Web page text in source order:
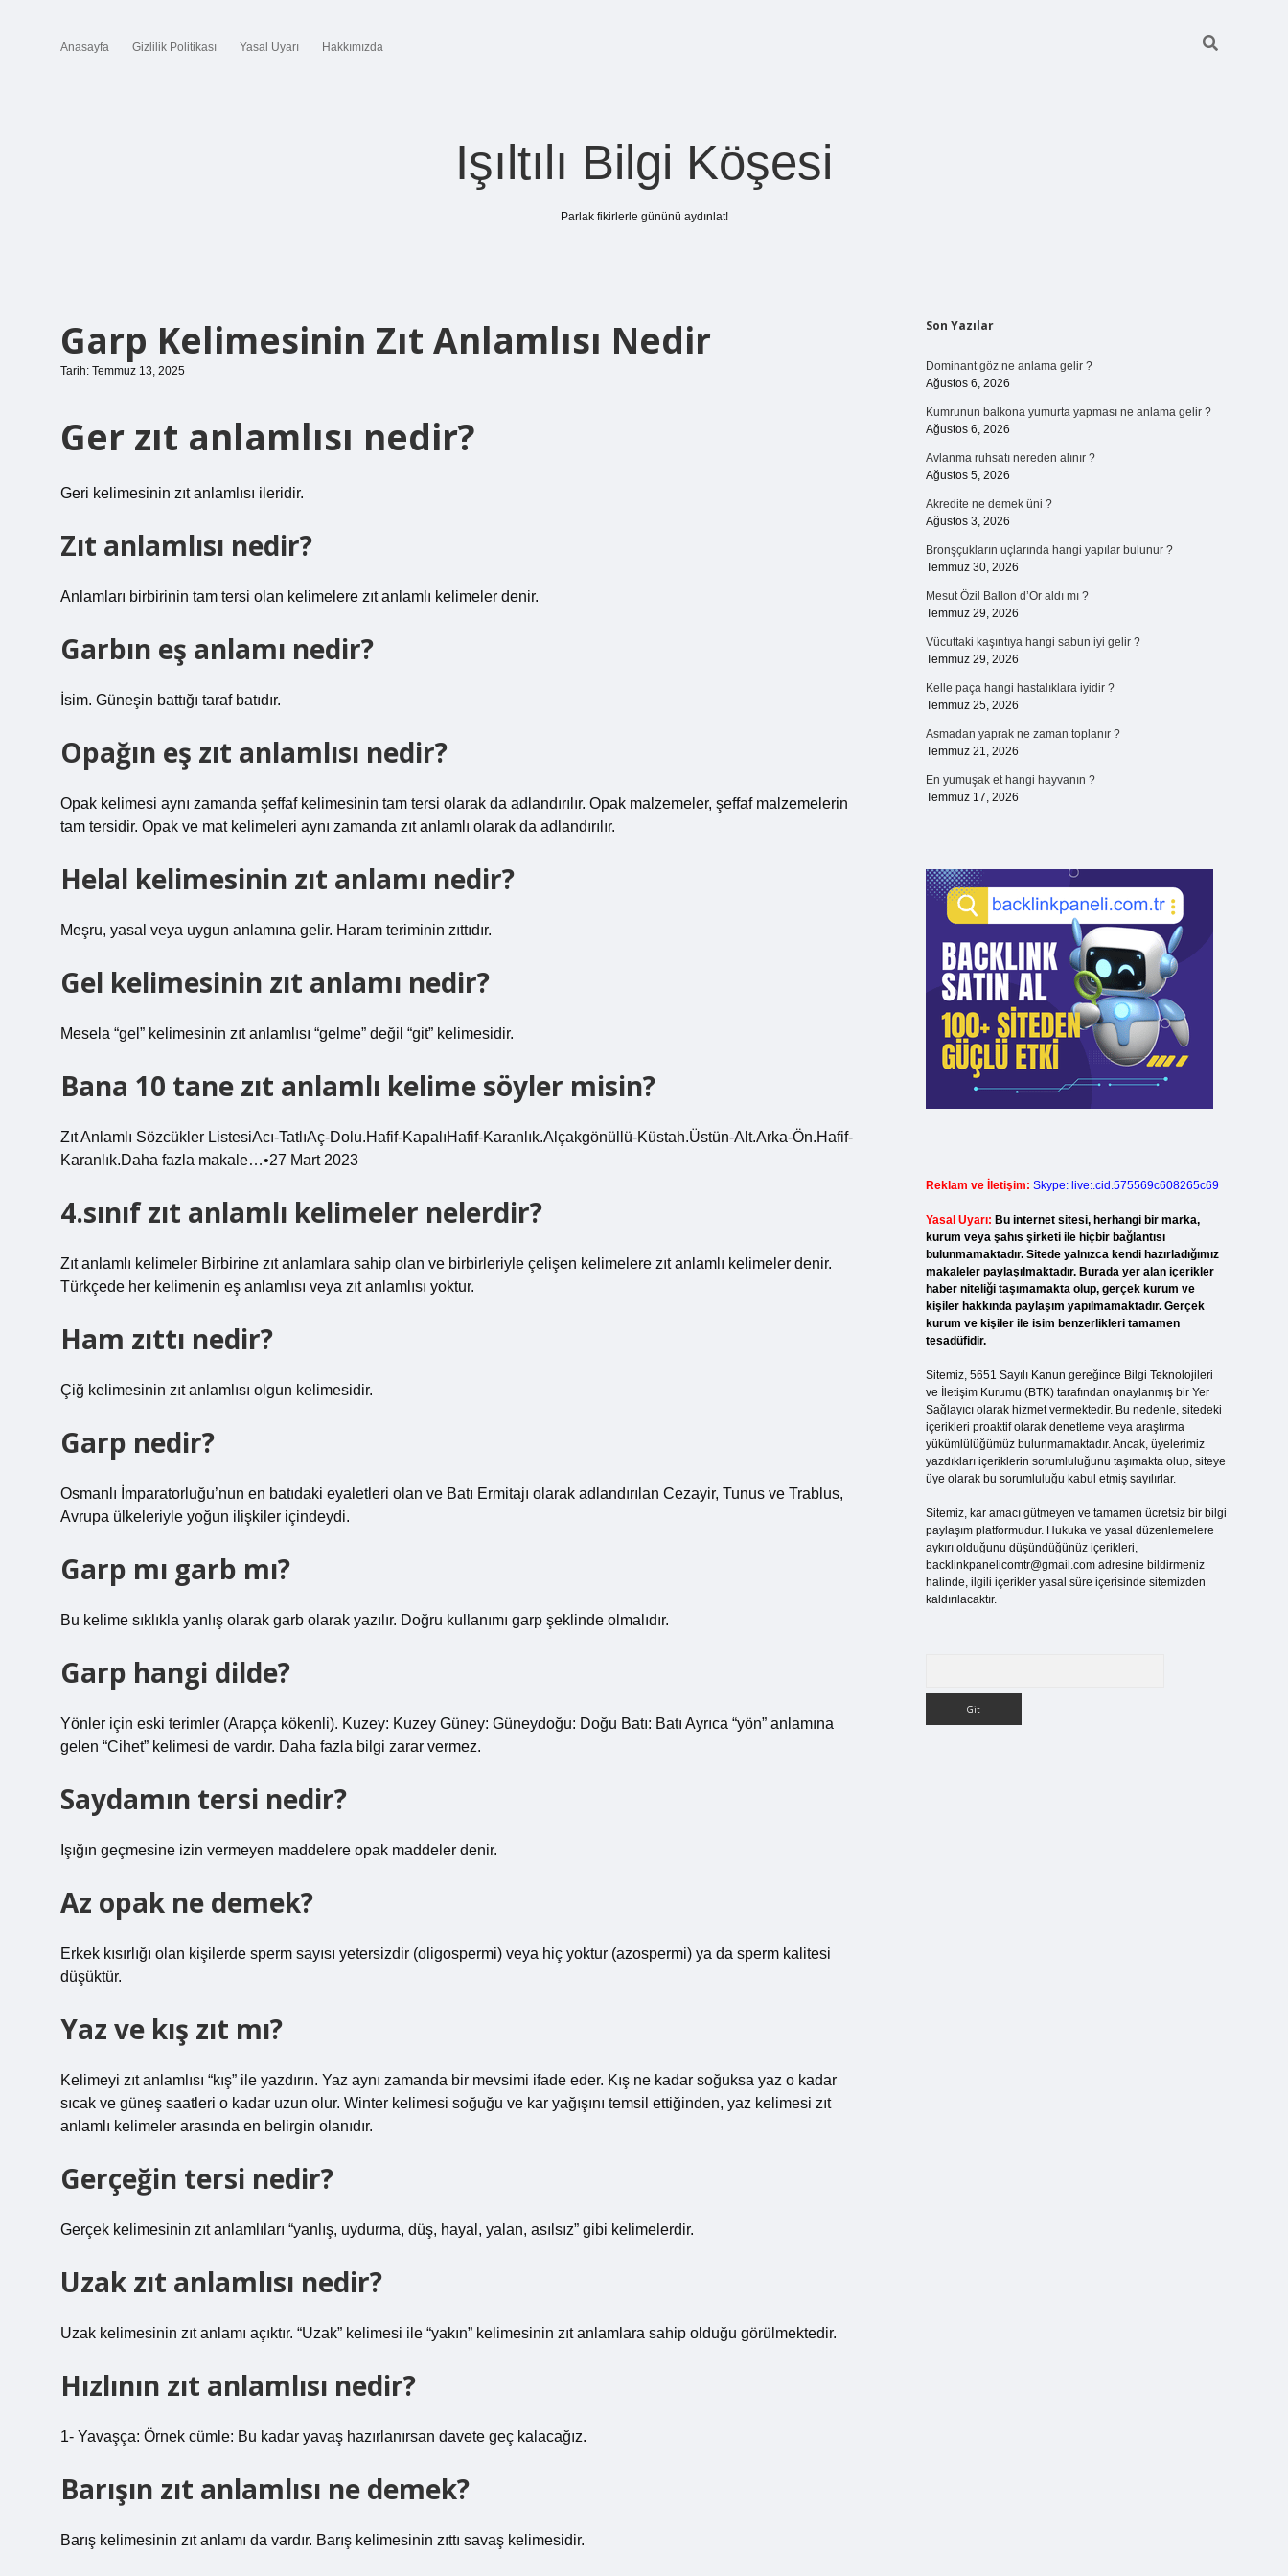
Anasayfa Gizlilik Politikası Yasal Uyarı Hakkımızda
Işıltılı Bilgi Köşesi
Parlak fikirlerle gününü aydınlat!
Garp Kelimesinin Zıt Anlamlısı Nedir
Tarih: Temmuz 13, 2025
Ger zıt anlamlısı nedir?
Geri kelimesinin zıt anlamlısı ileridir.
Zıt anlamlısı nedir?
Anlamları birbirinin tam tersi olan kelimelere zıt anlamlı kelimeler denir.
Garbın eş anlamı nedir?
İsim. Güneşin battığı taraf batıdır.
Opağın eş zıt anlamlısı nedir?
Opak kelimesi aynı zamanda şeffaf kelimesinin tam tersi olarak da adlandırılır. Opak malzemeler, şeffaf malzemelerin
tam tersidir. Opak ve mat kelimeleri aynı zamanda zıt anlamlı olarak da adlandırılır.
Helal kelimesinin zıt anlamı nedir?
Meşru, yasal veya uygun anlamına gelir. Haram teriminin zıttıdır.
Gel kelimesinin zıt anlamı nedir?
Mesela “gel” kelimesinin zıt anlamlısı “gelme” değil “git” kelimesidir.
Bana 10 tane zıt anlamlı kelime söyler misin?
Zıt Anlamlı Sözcükler ListesiAcı-TatlıAç-Dolu.Hafif-KapalıHafif-Karanlık.Alçakgönüllü-Küstah.Üstün-Alt.Arka-Ön.Hafif-
Karanlık.Daha fazla makale…•27 Mart 2023
4.sınıf zıt anlamlı kelimeler nelerdir?
Zıt anlamlı kelimeler Birbirine zıt anlamlara sahip olan ve birbirleriyle çelişen kelimelere zıt anlamlı kelimeler denir.
Türkçede her kelimenin eş anlamlısı veya zıt anlamlısı yoktur.
Ham zıttı nedir?
Çiğ kelimesinin zıt anlamlısı olgun kelimesidir.
Garp nedir?
Osmanlı İmparatorluğu’nun en batıdaki eyaletleri olan ve Batı Ermitajı olarak adlandırılan Cezayir, Tunus ve Trablus,
Avrupa ülkeleriyle yoğun ilişkiler içindeydi.
Garp mı garb mı?
Bu kelime sıklıkla yanlış olarak garb olarak yazılır. Doğru kullanımı garp şeklinde olmalıdır.
Garp hangi dilde?
Yönler için eski terimler (Arapça kökenli). Kuzey: Kuzey Güney: Güneydoğu: Doğu Batı: Batı Ayrıca “yön” anlamına
gelen “Cihet” kelimesi de vardır. Daha fazla bilgi zarar vermez.
Saydamın tersi nedir?
Işığın geçmesine izin vermeyen maddelere opak maddeler denir.
Az opak ne demek?
Erkek kısırlığı olan kişilerde sperm sayısı yetersizdir (oligospermi) veya hiç yoktur (azospermi) ya da sperm kalitesi
düşüktür.
Yaz ve kış zıt mı?
Kelimeyi zıt anlamlısı “kış” ile yazdırın. Yaz aynı zamanda bir mevsimi ifade eder. Kış ne kadar soğuksa yaz o kadar
sıcak ve güneş saatleri o kadar uzun olur. Winter kelimesi soğuğu ve kar yağışını temsil ettiğinden, yaz kelimesi zıt
anlamlı kelimeler arasında en belirgin olanıdır.
Gerçeğin tersi nedir?
Gerçek kelimesinin zıt anlamlıları “yanlış, uydurma, düş, hayal, yalan, asılsız” gibi kelimelerdir.
Uzak zıt anlamlısı nedir?
Uzak kelimesinin zıt anlamı açıktır. “Uzak” kelimesi ile “yakın” kelimesinin zıt anlamlara sahip olduğu görülmektedir.
Hızlının zıt anlamlısı nedir?
1- Yavaşça: Örnek cümle: Bu kadar yavaş hazırlanırsan davete geç kalacağız.
Barışın zıt anlamlısı ne demek?
Barış kelimesinin zıt anlamı da vardır. Barış kelimesinin zıttı savaş kelimesidir.
Sidebar
Son Yazılar
Dominant göz ne anlama gelir ?
Ağustos 6, 2026
Kumrunun balkona yumurta yapması ne anlama gelir ?
Ağustos 6, 2026
Avlanma ruhsatı nereden alınır ?
Ağustos 5, 2026
Akredite ne demek üni ?
Ağustos 3, 2026
Bronşçukların uçlarında hangi yapılar bulunur ?
Temmuz 30, 2026
Mesut Özil Ballon d’Or aldı mı ?
Temmuz 29, 2026
Vücuttaki kaşıntıya hangi sabun iyi gelir ?
Temmuz 29, 2026
Kelle paça hangi hastalıklara iyidir ?
Temmuz 25, 2026
Asmadan yaprak ne zaman toplanır ?
Temmuz 21, 2026
En yumuşak et hangi hayvanın ?
Temmuz 17, 2026
Reklam ve İletişim: Skype: live:.cid.575569c608265c69
Yasal Uyarı: Bu internet sitesi, herhangi bir marka,
kurum veya şahıs şirketi ile hiçbir bağlantısı
bulunmamaktadır. Sitede yalnızca kendi hazırladığımız
makaleler paylaşılmaktadır. Burada yer alan içerikler
haber niteliği taşımamakta olup, gerçek kurum ve
kişiler hakkında paylaşım yapılmamaktadır. Gerçek
kurum ve kişiler ile isim benzerlikleri tamamen
tesadüfidir.
Sitemiz, 5651 Sayılı Kanun gereğince Bilgi Teknolojileri
ve İletişim Kurumu (BTK) tarafından onaylanmış bir Yer
Sağlayıcı olarak hizmet vermektedir. Bu nedenle, sitedeki
içerikleri proaktif olarak denetleme veya araştırma
yükümlülüğümüz bulunmamaktadır. Ancak, üyelerimiz
yazdıkları içeriklerin sorumluluğunu taşımakta olup, siteye
üye olarak bu sorumluluğu kabul etmiş sayılırlar.
Sitemiz, kar amacı gütmeyen ve tamamen ücretsiz bir bilgi
paylaşım platformudur. Hukuka ve yasal düzenlemelere
aykırı olduğunu düşündüğünüz içerikleri,
backlinkpanelicomtr@gmail.comadresine bildirmeniz
halinde, ilgili içerikler yasal süre içerisinde sitemizden
kaldırılacaktır.